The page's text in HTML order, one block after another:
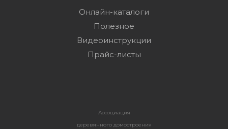
Онлайн-каталоги
Полезное
Видеоинструкции
Прайс-листы
Ассоциация
деревянного домостроения